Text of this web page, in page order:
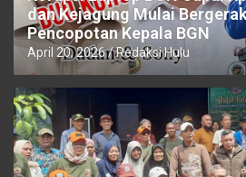
dan Kejagung Mulai
Pencopotan Kepala BGN
April 20, 2026 Redaksi Hulu